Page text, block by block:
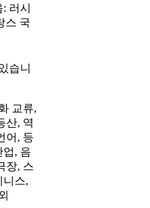
: 러시
스 국
습니
교류,
산, 역
어, 등
업, 음
장, 스
니스,